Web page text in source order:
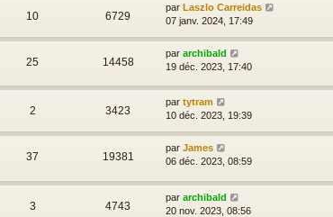
10 6729
par Laszlo Carreidas
07 janv. 2024, 17:49
25 14458
par archibald
19 déc. 2023, 17:40
2 3423
par tytram
10 déc. 2023, 19:39
37 19381
par James
06 déc. 2023, 08:59
3 4743
par archibald
20 nov. 2023, 08:56